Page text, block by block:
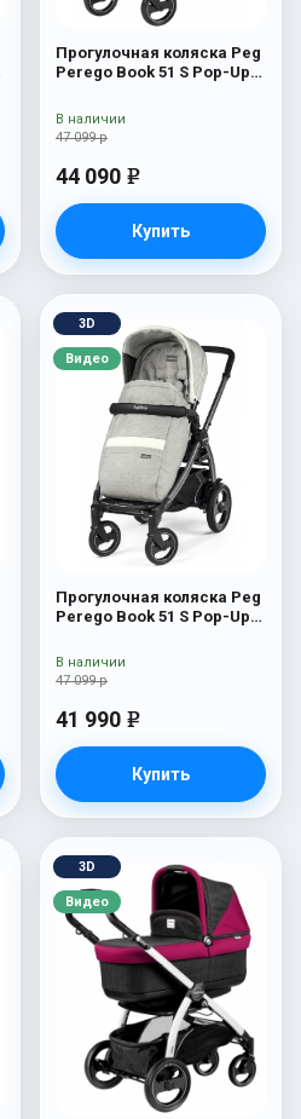
Прогулочная коляска Peg
Perego Book 51 S Pop-Up
White/Black) Breeze Kaki
47 099 р
44 090 e
Купить
В наличии
3D
Видео
Прогулочная коляска Peg
Perego Book 51 S Pop-Up
White/Black) Luxe Pure
47 099 р
41 990 e
Купить
В наличии
3D
Видео